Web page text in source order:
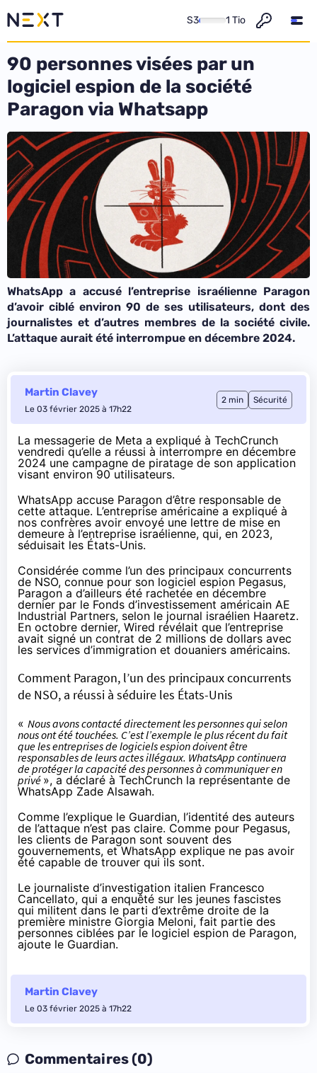
S3 1 Tio
90 personnes visées par un
logiciel espion de la société
Paragon via Whatsapp
WhatsApp a accusé l’entreprise israélienne Paragon
d’avoir ciblé environ 90 de ses utilisateurs, dont des
journalistes et d’autres membres de la société civile.
L’attaque aurait été interrompue en décembre 2024.
Martin Clavey
Le 03 février 2025 à 17h22
2 min Sécurité
La messagerie de Meta a expliqué à TechCrunch
vendredi qu’elle a réussi à interrompre en décembre
2024 une campagne de piratage de son application
visant environ 90 utilisateurs.
WhatsApp accuse Paragon d’être responsable de
cette attaque. L’entreprise américaine a expliqué à
nos confrères avoir envoyé une lettre de mise en
demeure à l’entreprise israélienne, qui, en 2023,
séduisait les États-Unis.
Considérée comme l’un des principaux concurrents
de NSO, connue pour son logiciel espion Pegasus,
Paragon a d’ailleurs été rachetée en décembre
dernier par le Fonds d’investissement américain AE
Industrial Partners, selon le journal israélien Haaretz.
En octobre dernier, Wired révélait que l’entreprise
avait signé un contrat de 2 millions de dollars avec
les services d’immigration et douaniers américains.
Comment Paragon, l’un des principaux concurrents
de NSO, a réussi à séduire les États-Unis
« Nous avons contacté directement les personnes qui selon
nous ont été touchées. C’est l’exemple le plus récent du fait
que les entreprises de logiciels espion doivent être
responsables de leurs actes illégaux. WhatsApp continuera
de protéger la capacité des personnes à communiquer en
privé », a déclaré à TechCrunch la représentante de
WhatsApp Zade Alsawah.
Comme l’explique le Guardian, l’identité des auteurs
de l’attaque n’est pas claire. Comme pour Pegasus,
les clients de Paragon sont souvent des
gouvernements, et WhatsApp explique ne pas avoir
été capable de trouver qui ils sont.
Le journaliste d’investigation italien Francesco
Cancellato, qui a enquêté sur les jeunes fascistes
qui militent dans le parti d’extrême droite de la
première ministre Giorgia Meloni, fait partie des
personnes ciblées par le logiciel espion de Paragon,
ajoute le Guardian.
Martin Clavey
Le 03 février 2025 à 17h22
Commentaires (0)